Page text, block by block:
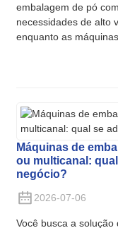
embalagem de pó
necessidades de alto
enquanto as
Máquinas de
ou multicanal:
negócio?
2026-07-06
Você busca a